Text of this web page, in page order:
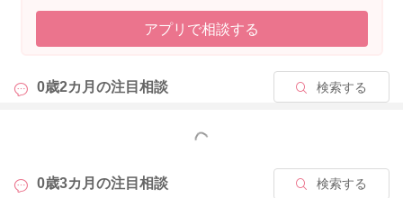
アプリで相談する
0歳2カ月の注目相談 検索する
もっと見る
0歳3カ月の注目相談 検索する